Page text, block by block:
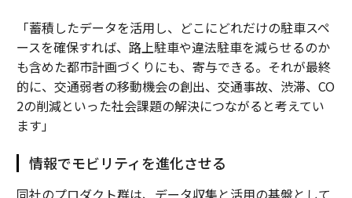
「蓄積したデータを活用し、どこにどれだけの駐車スペ
ースを確保すれば、路上駐車や違法駐車を減らせるのか
も含めた都市計画づくりにも、寄与できる。それが最終
的に、交通弱者の移動機会の創出、交通事故、渋滞、CO
2の削減といった社会課題の解決につながると考えてい
ます」
情報でモビリティを進化させる